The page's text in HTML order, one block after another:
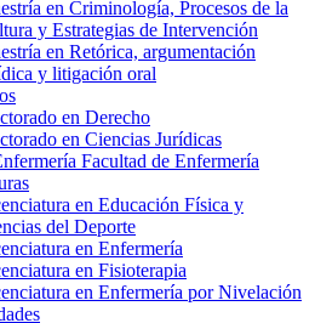
en Criminología, Procesos de la
y Estrategias de Intervención
en Retórica, argumentación
y litigación oral
en Derecho
en Ciencias Jurídicas
Facultad de Enfermería
en Educación Física y
del Deporte
en Enfermería
en Fisioterapia
en Enfermería por Nivelación